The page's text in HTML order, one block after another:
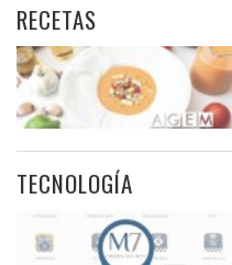
RECETAS
TECNOLOGÍA